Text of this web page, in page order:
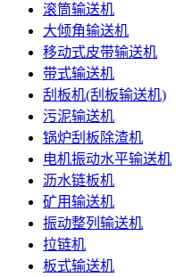
滚筒输送机
大倾角输送机
移动式皮带输送机
带式输送机
刮板机(刮板输送机)
污泥输送机
锅炉刮板除渣机
电机振动水平输送机
沥水链板机
矿用输送机
振动整列输送机
拉链机
板式输送机